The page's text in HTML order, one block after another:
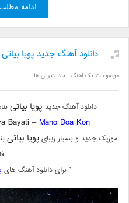
ادامه
دانلود آهنگ جدید پویا
موضوعات:تک آهنگ ,جدیدترین ها
دانلود آهنگ جدید پویا بیاتی
Bayati – Mano Doa Kon
موزیک جدید و بسیار زیبایپویا بیاتی
” برای دانلود آهنگ های